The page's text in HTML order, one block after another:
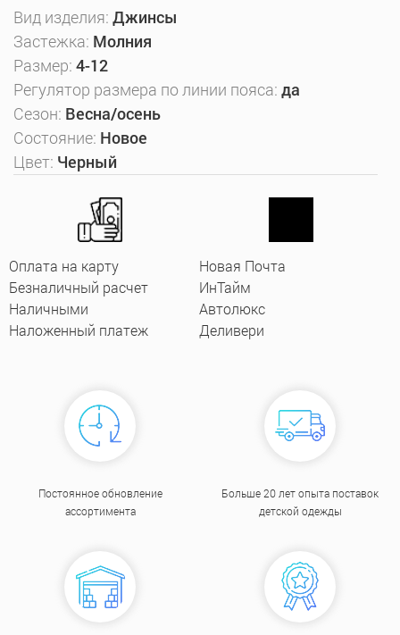
Вид изделия: Джинсы
Застежка: Молния
Размер: 4-12
Регулятор размера по линии пояса: да
Сезон: Весна/осень
Состояние: Новое
Цвет: Черный
Оплата на карту
Безналичный расчет
Наличными
Наложенный платеж
Новая Почта
ИнТайм
Автолюкс
Деливери
Постоянное обновление
ассортимента
Больше 20 лет опыта поставок
детской одежды